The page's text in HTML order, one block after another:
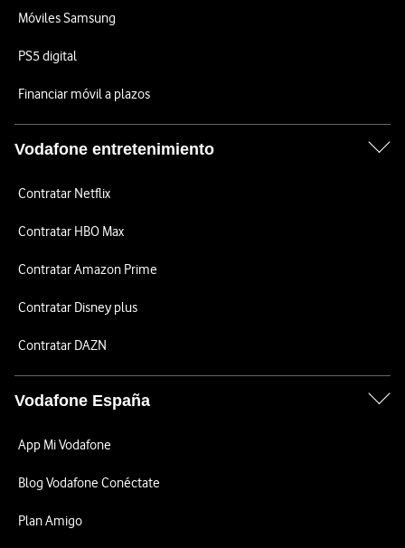
Móviles Samsung
PS5 digital
Financiar móvil a plazos
Vodafone entretenimiento
Contratar Netflix
Contratar HBO Max
Contratar Amazon Prime
Contratar Disney plus
Contratar DAZN
Vodafone España
App Mi Vodafone
Blog Vodafone Conéctate
Plan Amigo